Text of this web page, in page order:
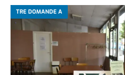
TRE DOMANDE A